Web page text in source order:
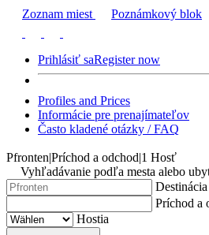
Zoznam miest Poznámkový blok
Prihlásiť saRegister now
Profiles and Prices
Informácie pre prenajímateľov
Často kladené otázky / FAQ
Pfronten|Príchod a odchod|1 Hosť
Vyhľadávanie podľa mesta alebo
Destinácia
Príchod a
Hostia